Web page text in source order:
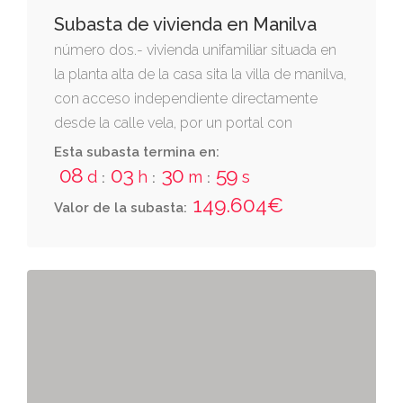
Subasta de vivienda en Manilva
número dos.- vivienda unifamiliar situada en
la planta alta de la casa sita la villa de manilva,
con acceso independiente directamente
desde la calle vela, por un portal con
escalera de subida a dicha vivienda y a la
azotea. tiene una superficie construida de
sesenta y dos metros cuadrados.
Esta subasta termina en:
08 d : 03 h : 30 m : 58 s
Valor de la subasta: 149.604€